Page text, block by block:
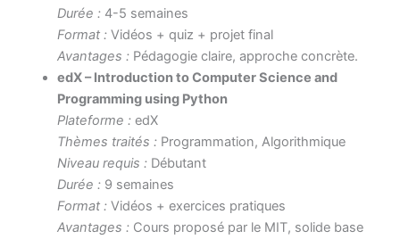
Durée :4-5 semaines
Format :Vidéos + quiz + projet final
Avantages :Pédagogie claire, approche concrète.
edX – Introduction to Computer Science and
Programming using Python
Plateforme :edX
Thèmes traités :Programmation, Algorithmique
Niveau requis :Débutant
Durée :9 semaines
Format :Vidéos + exercices pratiques
Avantages :Cours proposé par le MIT, solide base